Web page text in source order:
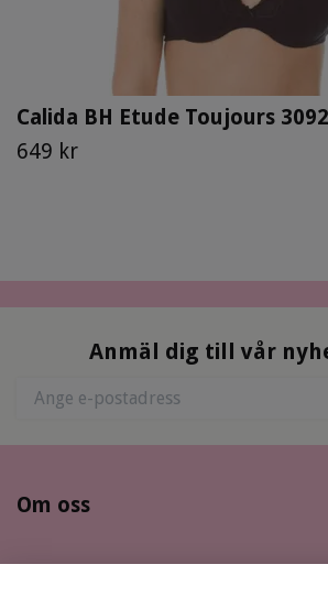
Calida BH Etude Toujours
649 kr
Anmäl dig till vår
Om oss